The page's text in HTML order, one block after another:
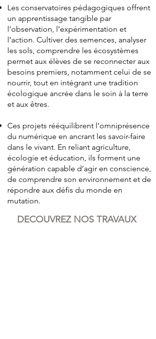
Les conservatoires pédagogiques offrent
un apprentissage tangible par
l’observation, l’expérimentation et
l’action. Cultiver des semences, analyser
les sols, comprendre les écosystèmes
permet aux élèves de se reconnecter aux
besoins premiers, notamment celui de se
nourrir, tout en intégrant une tradition
écologique ancrée dans le soin à la terre
et aux êtres.
Ces projets rééquilibrent l’omniprésence
du numérique en ancrant les savoir-faire
dans le vivant. En reliant agriculture,
écologie et éducation, ils forment une
génération capable d’agir en conscience,
de comprendre son environnement et de
répondre aux défis du monde en
mutation.
DECOUVREZ NOS TRAVAUX